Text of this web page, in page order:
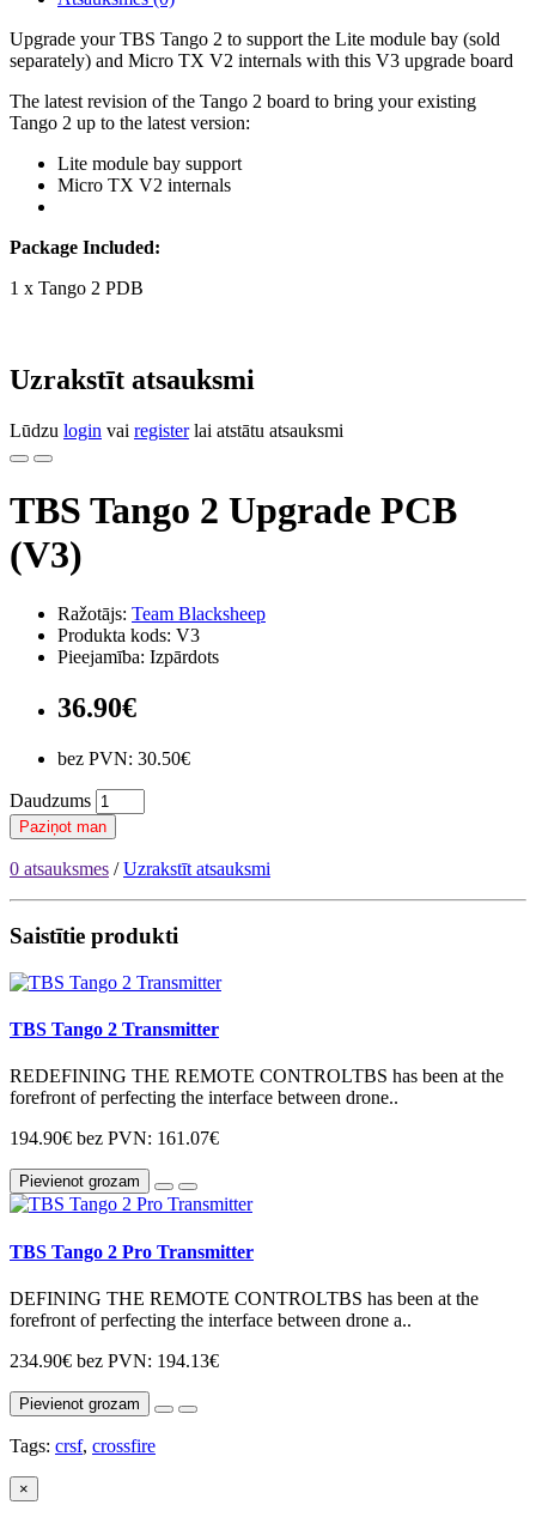
Upgrade your TBS Tango 2 to support the Lite module bay (sold
separately) and Micro TX V2 internals with this V3 upgrade board
The latest revision of the Tango 2 board to bring your existing
Tango 2 up to the latest version:
Lite module bay support
Micro TX V2 internals
Package Included:
1 x Tango 2 PDB
Uzrakstīt atsauksmi
Lūdzu login vai registerlai atstātu atsauksmi
TBS Tango 2 Upgrade PCB
(V3)
Ražotājs: Team Blacksheep
Produkta kods: V3
Pieejamība: Izpārdots
36.90€
bez PVN: 30.50€
Daudzums
Paziņot man
0 atsauksmes /Uzrakstīt atsauksmi
Saistītie produkti
TBS Tango 2 Transmitter
REDEFINING THE REMOTE CONTROLTBS has been at the
forefront of perfecting the interface between drone..
194.90€ bez PVN: 161.07€
Pievienot grozam
TBS Tango 2 Pro Transmitter
DEFINING THE REMOTE CONTROLTBS has been at the
forefront of perfecting the interface between drone a..
234.90€ bez PVN: 194.13€
Pievienot grozam
Tags: crsf, crossfire
×